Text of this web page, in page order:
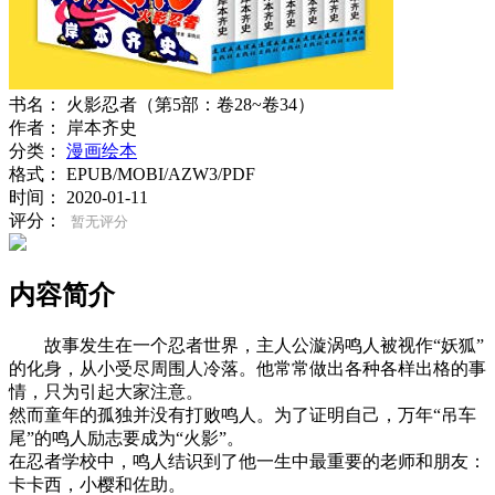
书名：
火影忍者（第5部：卷28~卷34）
作者：
岸本齐史
分类：
漫画绘本
格式：
EPUB/MOBI/AZW3/PDF
时间：
2020-01-11
评分：
暂无评分
内容简介
故事发生在一个忍者世界，主人公漩涡鸣人被视作“妖狐”
的化身，从小受尽周围人冷落。他常常做出各种各样出格的事
情，只为引起大家注意。
然而童年的孤独并没有打败鸣人。为了证明自己，万年“吊车
尾”的鸣人励志要成为“火影”。
在忍者学校中，鸣人结识到了他一生中最重要的老师和朋友：
卡卡西，小樱和佐助。